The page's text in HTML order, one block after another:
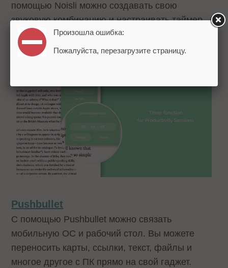
помощью Noisli можно создавать свою
звуковую комбинацию и настраивать таймер,
чтобы отследить вашу работу.
Pushbullet
С помощью Pushbullet можно связать
мобильную ОС и рабочий стол. Вы можете
переносить карты, ссылки, текст, файлы и
многое другое с ПК прямо на свой гаджет.
Произошла ошибка:
Пожалуйста, перезагрузите страницу.